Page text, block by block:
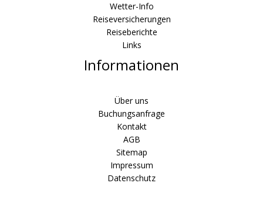
Wetter-Info
Reiseversicherungen
Reiseberichte
Links
Informationen
Über uns
Buchungsanfrage
Kontakt
AGB
Sitemap
Impressum
Datenschutz